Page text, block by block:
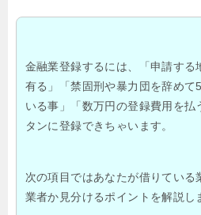
金融業登録するには、「申請する
有る」「禁固刑や暴力団を辞めて
いる事」「数万円の登録費用を払
タンに登録できちゃいます。
次の項目ではあなたが借りている
業者か見分けるポイントを解説し